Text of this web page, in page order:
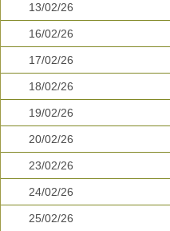
13/02/26
16/02/26
17/02/26
18/02/26
19/02/26
20/02/26
23/02/26
24/02/26
25/02/26